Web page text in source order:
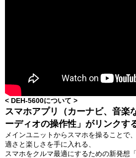
< DEH-5600について >
スマホアプリ（カーナビ、音楽
ーディオの操作性」がリンクす
メインユニットからスマホを操ることで
適さと楽しさを手に入れる、
スマホをクルマ最適にするための新発想